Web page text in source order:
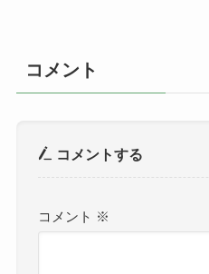
コメント
コメントする
コメント ※